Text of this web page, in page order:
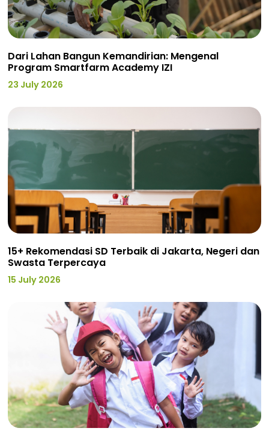
Dari Lahan Bangun Kemandirian: Mengenal
Program Smartfarm Academy IZI
23 July 2026
15+ Rekomendasi SD Terbaik di Jakarta, Negeri dan
Swasta Terpercaya
15 July 2026